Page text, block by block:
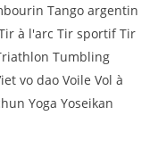
Tango argentin
à l'arc Tir sportif Tir
Tumbling
vo dao Voile Vol à
Yoga Yoseikan